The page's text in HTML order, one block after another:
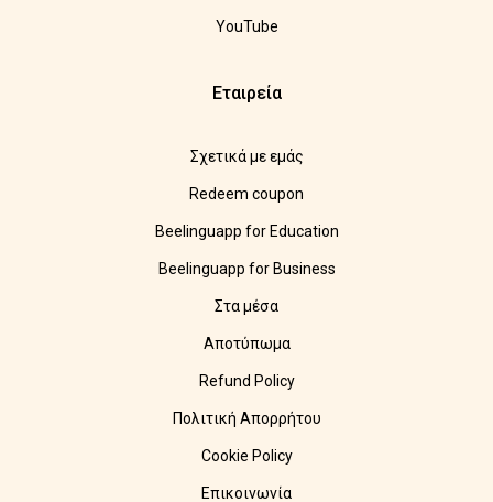
YouTube
Εταιρεία
Σχετικά με εμάς
Redeem coupon
Beelinguapp for Education
Beelinguapp for Business
Στα μέσα
Αποτύπωμα
Refund Policy
Πολιτική Απορρήτου
Cookie Policy
Επικοινωνία